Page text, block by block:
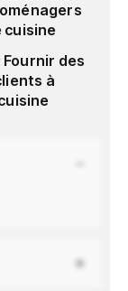
cuisine
des
à